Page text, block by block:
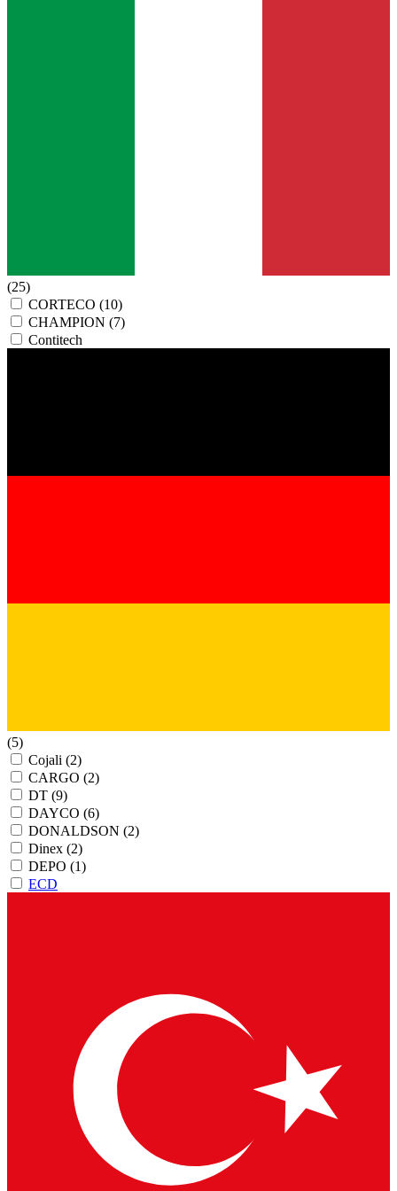
(25)
CORTECO (10)
CHAMPION (7)
Contitech
(5)
Cojali (2)
CARGO (2)
DT (9)
DAYCO (6)
DONALDSON (2)
Dinex (2)
DEPO (1)
ECD